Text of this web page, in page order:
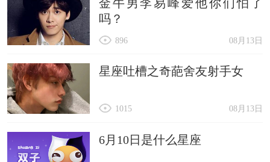
金牛男李易峰爱他你们怕了
吗？
08月13日
896
星座吐槽之奇葩舍友射手女
08月13日
1015
6月10日是什么星座